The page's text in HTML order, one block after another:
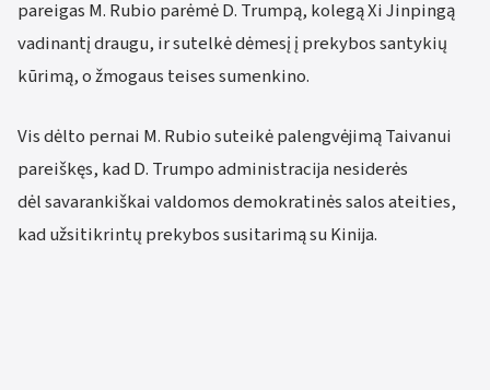
pareigas M. Rubio parėmė D. Trumpą, kolegą Xi Jinpingą
vadinantį draugu, ir sutelkė dėmesį į prekybos santykių
kūrimą, o žmogaus teises sumenkino.
Vis dėlto pernai M. Rubio suteikė palengvėjimą Taivanui
pareiškęs, kad D. Trumpo administracija nesiderės
dėl savarankiškai valdomos demokratinės salos ateities,
kad užsitikrintų prekybos susitarimą su Kinija.